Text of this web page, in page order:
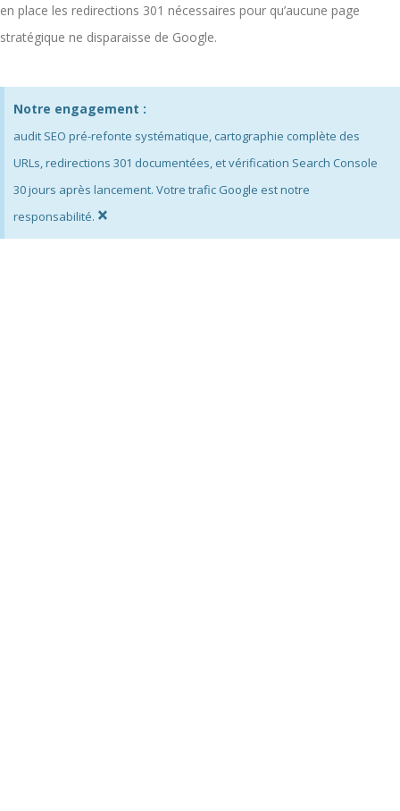
en place les redirections 301 nécessaires pour qu’aucune page
stratégique ne disparaisse de Google.
Notre engagement :
audit SEO pré-refonte systématique, cartographie complète des
URLs, redirections 301 documentées, et vérification Search Console
30 jours après lancement. Votre trafic Google est notre
responsabilité. ×